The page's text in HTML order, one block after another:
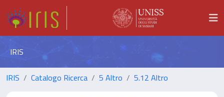
IRIS
IRIS Catalogo Ricerca 5 Altro 5.12 Altro